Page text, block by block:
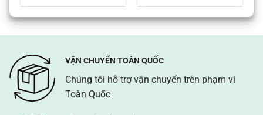
VẬN CHUYỂN TOÀN QUỐC
Chúng tôi hỗ trợ vận chuyển trên phạm vi
Toàn Quốc